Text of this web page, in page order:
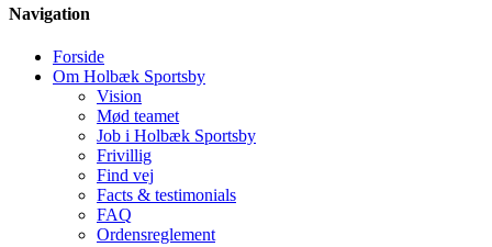
Navigation
Forside
Om Holbæk Sportsby
Vision
Mød teamet
Job i Holbæk Sportsby
Frivillig
Find vej
Facts & testimonials
FAQ
Ordensreglement